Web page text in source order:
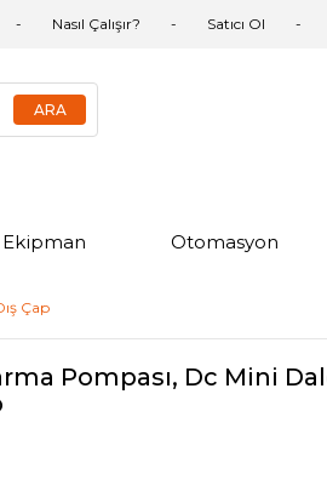
Nasıl Çalışır? Satıcı Ol
Ekipman Otomasyon
Çap
Pompası, Dc Mini